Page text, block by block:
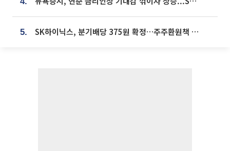
5. SK하이닉스, 분기배당 375원 확정…주주환원책 9월로 앞당겨 발표